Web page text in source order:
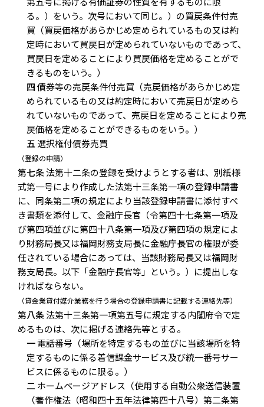
る。）をいう。次号において同じ。）の買戻条件付売
買（買戻価格があらかじめ定められているもの又は約
定時において買戻日が定められていないものであって、
買戻日を定めることにより買戻価格を定めることがで
きるものをいう。）
四債券等の売戻条件付売買（売戻価格があらかじめ定
められているもの又は約定時において売戻日が定めら
れていないものであって、売戻日を定めることにより売
戻価格を定めることができるものをいう。）
五 選択権付債券売買
（登録の申請）
第七条法第十二条の登録を受けようとする者は、別紙様
式第一号により作成した法第十三条第一項の登録申請書
に、同条第二項の規定により当該登録申請書に添付すべ
き書類を添付して、金融庁長官（令第四十七条第一項及
び第四項並びに第四十八条第一項及び第四項の規定によ
り財務局長又は福岡財務支局長に金融庁長官の権限が委
任されている場合にあっては、当該財務局長又は福岡財
務支局長。以下「金融庁長官等」という。）に提出しな
ければならない。
（貸金業貸付媒介業務を行う場合の登録申請書に記載する連絡先等）
第八条法第十三条第一項第五号に規定する内閣府令で定
めるものは、次に掲げる連絡先等とする。
一電話番号（場所を特定するもの並びに当該場所を特
定するものに係る着信課金サービス及び統一番号サー
ビスに係るものに限る。）
二ホームページアドレス（使用する自動公衆送信装置
（著作権法（昭和四十五年法律第四十八号）第二条第